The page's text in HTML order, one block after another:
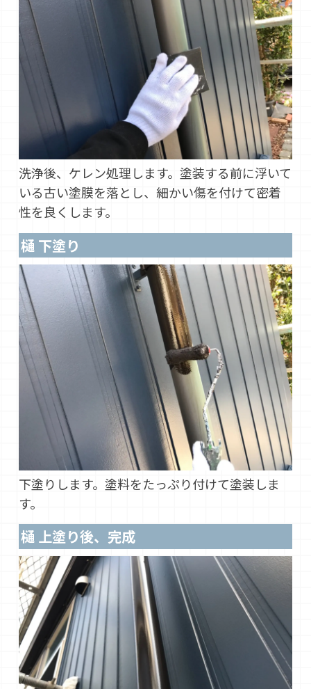
洗浄後、ケレン処理します。塗装する前に浮いて
いる古い塗膜を落とし、細かい傷を付けて密着
性を良くします。
樋 下塗り
下塗りします。塗料をたっぷり付けて塗装しま
す。
樋 上塗り後、完成